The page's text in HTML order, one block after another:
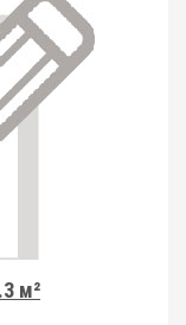
м²